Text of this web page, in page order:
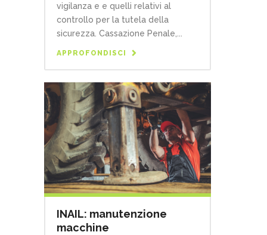
vigilanza e e quelli relativi al
controllo per la tutela della
sicurezza. Cassazione Penale,...
APPROFONDISCI
INAIL: manutenzione
macchine